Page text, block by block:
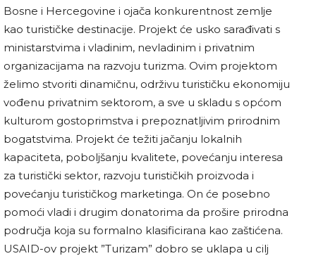
Bosne i Hercegovine i ojača konkurentnost zemlje
kao turističke destinacije. Projekt će usko sarađivati ​​s
ministarstvima i vladinim, nevladinim i privatnim
organizacijama na razvoju turizma. Ovim projektom
želimo stvoriti dinamičnu, održivu turističku ekonomiju
vođenu privatnim sektorom, a sve u skladu s općom
kulturom gostoprimstva i prepoznatljivim prirodnim
bogatstvima. Projekt će težiti jačanju lokalnih
kapaciteta, poboljšanju kvalitete, povećanju interesa
za turistički sektor, razvoju turističkih proizvoda i
povećanju turističkog marketinga. On će posebno
pomoći vladi i drugim donatorima da prošire prirodna
područja koja su formalno klasificirana kao zaštićena.
USAID-ov projekt ”Turizam” dobro se uklapa u cilj